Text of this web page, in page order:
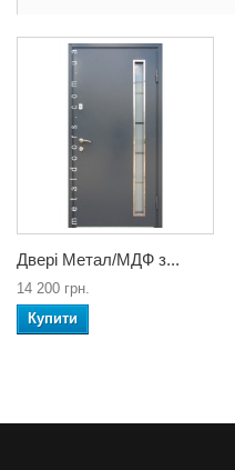
Двері Метал/МДФ з...
14 200 грн.
Купити